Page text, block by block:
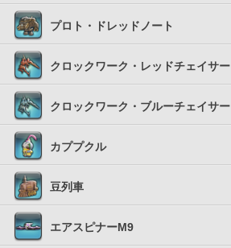
プロト・ドレッドノート
クロックワーク・レッドチェイサー
クロックワーク・ブルーチェイサー
カププクル
豆列車
エアスピナーM9